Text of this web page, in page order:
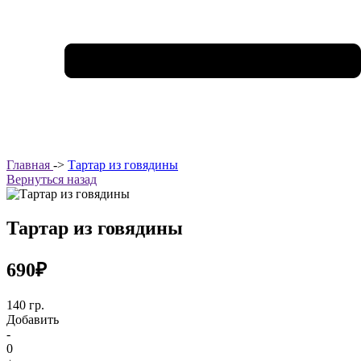
Главная -> Тартар из говядины
Вернуться назад
Тартар из говядины
690₽
140 гр.
Добавить
-
0